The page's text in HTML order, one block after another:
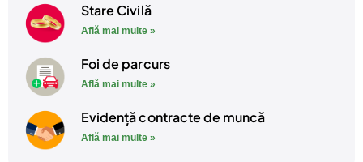
Stare Civilă
Află mai multe »
Foi de parcurs
Află mai multe »
Evidență contracte de muncă
Află mai multe »